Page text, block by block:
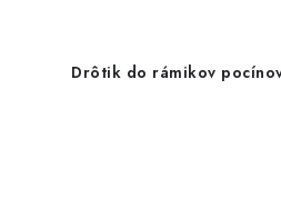
Drôtik do rámikov